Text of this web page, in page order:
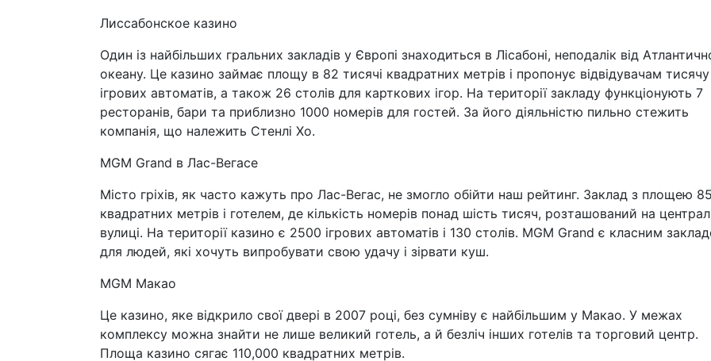
Лиссабонское казино
Один із найбільших гральних закладів у Європі знаходиться в Лісабоні, неподалік від
океану. Це казино займає площу в 82 тисячі квадратних метрів і пропонує відвідувачам тисячу
ігрових автоматів, а також 26 столів для карткових ігор. На території закладу функціонують 7
ресторанів, бари та приблизно 1000 номерів для гостей. За його діяльністю пильно стежить
компанія, що належить Стенлі Хо.
MGM Grand в Лас-Вегасе
Місто гріхів, як часто кажуть про Лас-Вегас, не змогло обійти наш рейтинг. Заклад з площею
квадратних метрів і готелем, де кількість номерів понад шість тисяч, розташований на
вулиці. На території казино є 2500 ігрових автоматів і 130 столів. MGM Grand є класним
для людей, які хочуть випробувати свою удачу і зірвати куш.
MGM Макао
Це казино, яке відкрило свої двері в 2007 році, без сумніву є найбільшим у Макао. У межах
комплексу можна знайти не лише великий готель, а й безліч інших готелів та торговий центр.
Площа казино сягає 110,000 квадратних метрів.